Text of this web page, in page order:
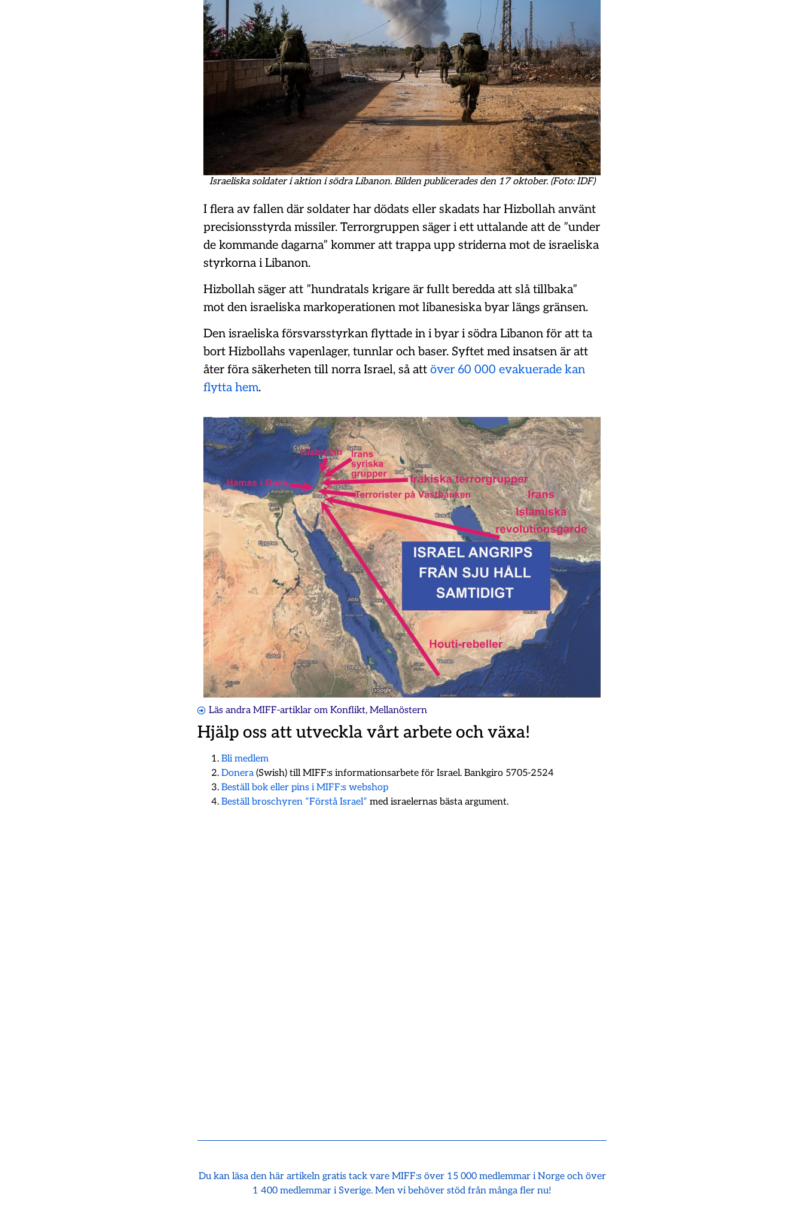
Israeliska soldater i aktion i södra Libanon. Bilden publicerades den 17 oktober. (Foto: IDF)
I flera av fallen där soldater har dödats eller skadats har Hizbollah använt
precisionsstyrda missiler. Terrorgruppen säger i ett uttalande att de ”under
de kommande dagarna” kommer att trappa upp striderna mot de israeliska
styrkorna i Libanon.
Hizbollah säger att ”hundratals krigare är fullt beredda att slå tillbaka”
mot den israeliska markoperationen mot libanesiska byar längs gränsen.
Den israeliska försvarsstyrkan flyttade in i byar i södra Libanon för att ta
bort Hizbollahs vapenlager, tunnlar och baser. Syftet med insatsen är att
åter föra säkerheten till norra Israel, så att över 60 000 evakuerade kan
flytta hem.
Läs andra MIFF-artiklar om Konflikt, Mellanöstern
Hjälp oss att utveckla vårt arbete och växa!
Bli medlem
Donera (Swish) till MIFF:s informationsarbete för Israel. Bankgiro 5705-2524
Beställ bok eller pins i MIFF:s webshop
Beställ broschyren ”Förstå Israel” med israelernas bästa argument.
Du kan läsa den här artikeln gratis tack vare MIFF:s över 15 000 medlemmar i Norge och över
1 400 medlemmar i Sverige. Men vi behöver stöd från många fler nu!